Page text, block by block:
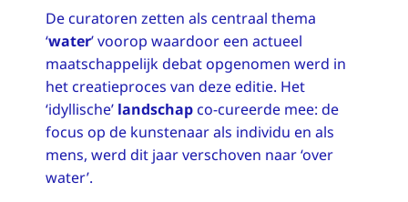
De curatoren zetten als centraal thema
‘water’ voorop waardoor een actueel
maatschappelijk debat opgenomen werd in
het creatieproces van deze editie. Het
‘idyllische’ landschapco-cureerde mee: de
focus op de kunstenaar als individu en als
mens, werd dit jaar verschoven naar ‘over
water’.